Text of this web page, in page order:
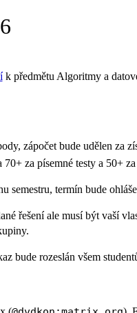
k předmětu Algoritmy a
zápočet bude udělen za
70+ za písemné testy a 50+
semestru, termín bude
řešení ale musí být vaší
bude rozeslán všem